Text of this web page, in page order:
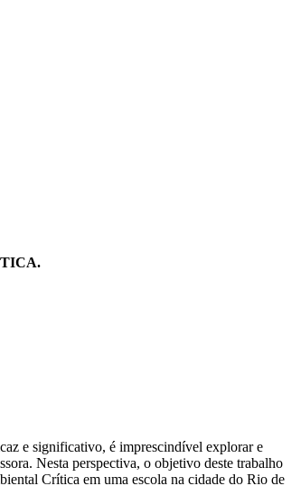
e significativo, é imprescindível explorar e
Nesta perspectiva, o objetivo deste trabalho
Crítica em uma escola na cidade do Rio de